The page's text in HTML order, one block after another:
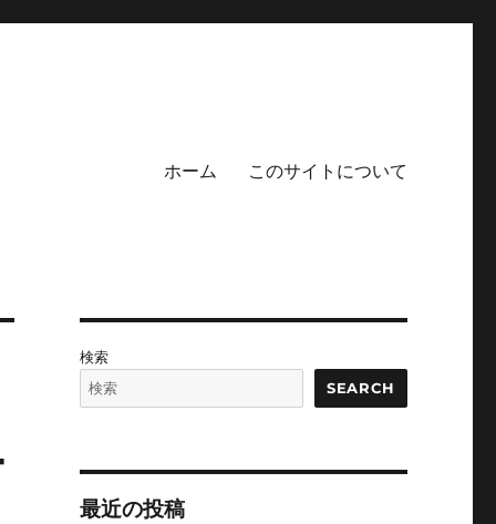
ホーム このサイトについて
検索
SEARCH
最近の投稿